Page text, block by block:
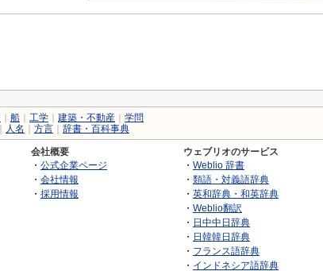
船 工学 建築・不動産
学問
人名 方言 辞書・百科事典
会社概要
・ 公式企業ページ
・ 会社情報
・ 採用情報
ウェブリオのサービス
・ Weblio 辞書
・ 類語・対義語辞典
・ 英和辞典・和英辞典
・ Weblio翻訳
・ 日中中日辞典
・ 日韓韓日辞典
・ フランス語辞典
・ インドネシア語辞典